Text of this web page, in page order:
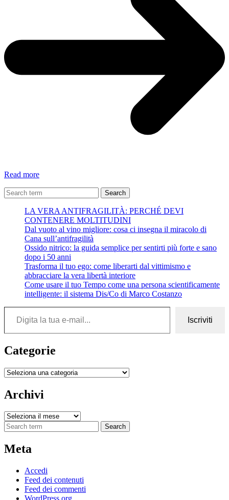
Read moreSave
Arctic
Search
LA VERA ANTIFRAGILITÀ: PERCHÉ DEVI
CONTENERE MOLTITUDINI
Dal vuoto al vino migliore: cosa ci insegna il miracolo di
Cana sull’antifragilità
Ossido nitrico: la guida semplice per sentirti più forte e sano
dopo i 50 anni
Trasforma il tuo ego: come liberarti dal vittimismo e
abbracciare la vera libertà interiore
Come usare il tuo Tempo come una persona scientificamente
intelligente: il sistema Dis/Co di Marco Costanzo
Digita la tua e-mail...
Iscriviti
Categorie
Categorie
Archivi
Archivi
Search
Meta
Accedi
Feed dei contenuti
Feed dei commenti